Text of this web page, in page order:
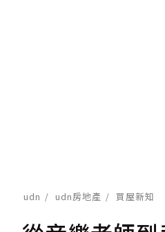
udn udn房地產 買屋新知